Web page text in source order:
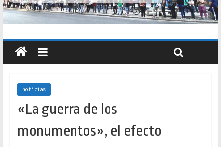
Donde el pedernal choca con el acero : hacia una teoría
crítica de las fronteras latinoamericanas [2020]
Criterios técnicos para una vivienda adecuada [2019]
noticias
«La guerra de los
monumentos», el efecto